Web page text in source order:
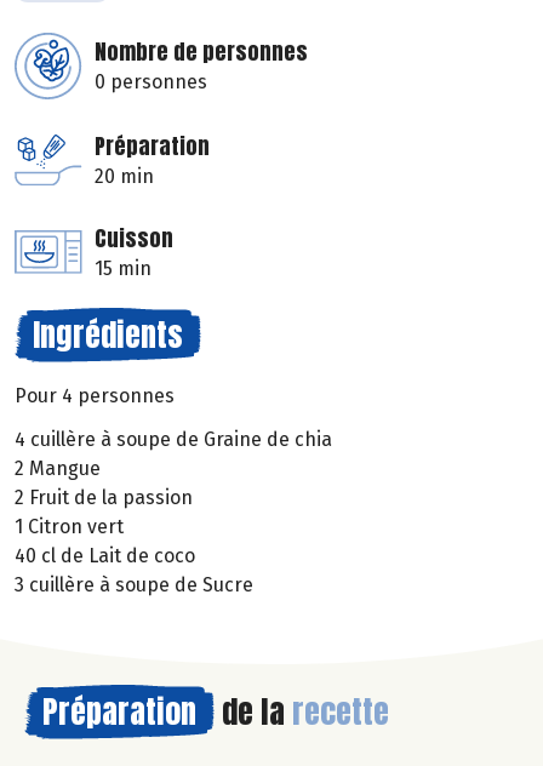
Nombre de personnes
0 personnes
Préparation
20 min
Cuisson
15 min
Ingrédients
Pour 4 personnes
4 cuillère à soupe de Graine de chia
2 Mangue
2 Fruit de la passion
1 Citron vert
40 cl de Lait de coco
3 cuillère à soupe de Sucre
Préparation de la recette